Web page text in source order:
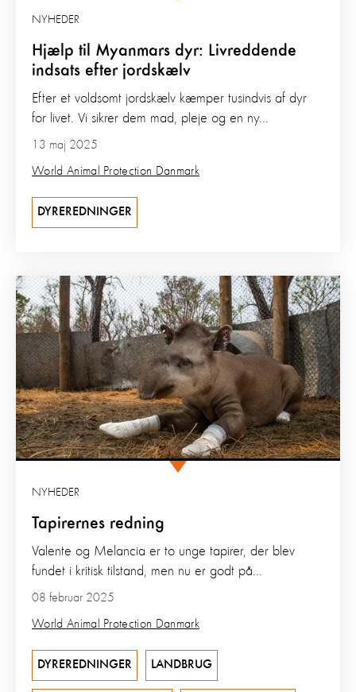
Hjælp til Myanmars dyr: Livreddende
indsats efter jordskælv
NYHEDER
13 maj 2025
World Animal Protection Danmark
Efter et voldsomt jordskælv kæmper tusindvis af dyr
for livet. Vi sikrer dem mad, pleje og en ny...
DYREREDNINGER
Tapirernes redning
NYHEDER
08 februar 2025
World Animal Protection Danmark
Valente og Melancia er to unge tapirer, der blev
fundet i kritisk tilstand, men nu er godt på...
DYREREDNINGER LANDBRUG